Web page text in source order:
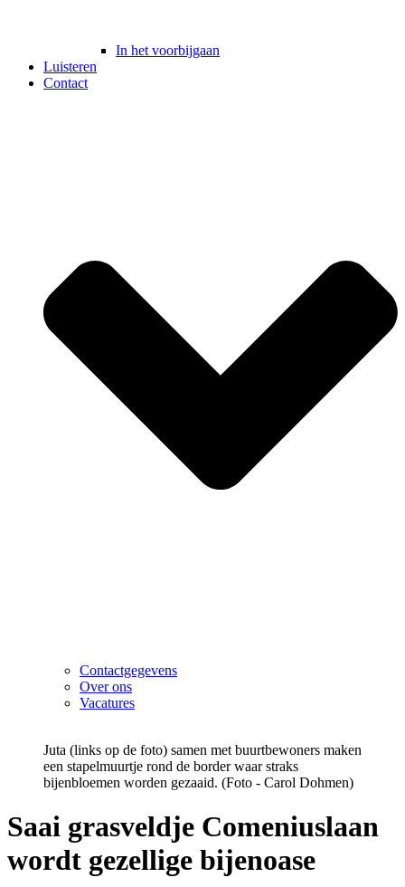
In het voorbijgaan
Luisteren
Contact
Contactgegevens
Over ons
Vacatures
Juta (links op de foto) samen met buurtbewoners maken
een stapelmuurtje rond de border waar straks
bijenbloemen worden gezaaid. (Foto - Carol Dohmen)
Saai grasveldje Comeniuslaan
wordt gezellige bijenoase